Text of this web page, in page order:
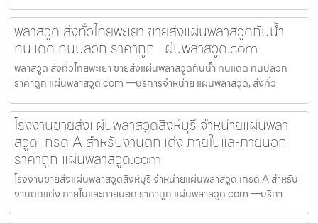
พลาสวูด ส่งทั่วไทยพะเยา ขายส่งแผ่นพลาสวูดกันน้ำ
ทนแดด ทนปลวก ราคาถูก แผ่นพลาสวูด.com
พลาสวูด ส่งทั่วไทยพะเยา ขายส่งแผ่นพลาสวูดกันน้ำ ทนแดด ทนปลวก
ราคาถูก แผ่นพลาสวูด.com —บริการจำหน่าย แผ่นพลาสวูด, ส่งทั่ว
โรงงานขายส่งแผ่นพลาสวูดสิงห์บุรี จำหน่ายแผ่นพลา
สวูด เกรด A สำหรับงานตกแต่ง ภายในและภายนอก
ราคาถูก แผ่นพลาสวูด.com
โรงงานขายส่งแผ่นพลาสวูดสิงห์บุรี จำหน่ายแผ่นพลาสวูด เกรด A สำหรับ
งานตกแต่ง ภายในและภายนอก ราคาถูก แผ่นพลาสวูด.com —บริกา